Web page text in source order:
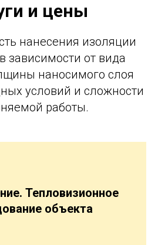
и цены
нанесения изоляции
зависимости от вида
наносимого слоя
условий и сложности
работы.
Тепловизионное
объекта